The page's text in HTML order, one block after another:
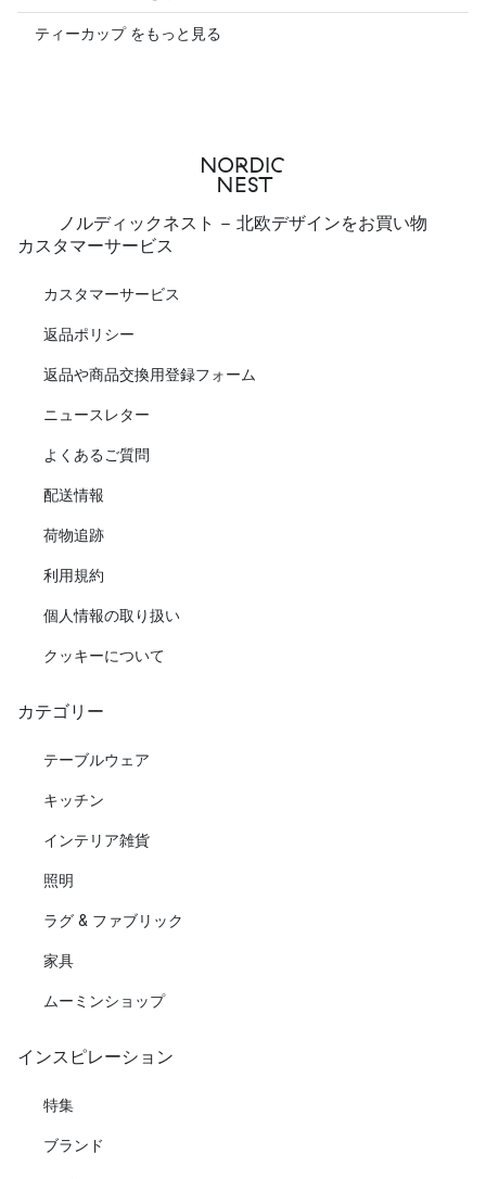
ティーカップ をもっと見る
ノルディックネスト - 北欧デザインをお買い物
カスタマーサービス
カスタマーサービス
返品ポリシー
返品や商品交換用登録フォーム
ニュースレター
よくあるご質問
配送情報
荷物追跡
利用規約
個人情報の取り扱い
クッキーについて
カテゴリー
テーブルウェア
キッチン
インテリア雑貨
照明
ラグ & ファブリック
家具
ムーミンショップ
インスピレーション
特集
ブランド